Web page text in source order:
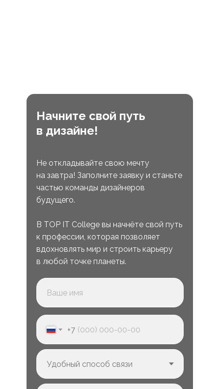
Начните свой путь
в дизайне!
Не откладывайте свою мечту
на завтра! Заполните заявку и станьте
частью команды дизайнеров
будущего.
В TOP IT College вы начнёте свой путь
к профессии, которая позволяет
вдохновлять мир и строить карьеру
в любой точке планеты.
+7